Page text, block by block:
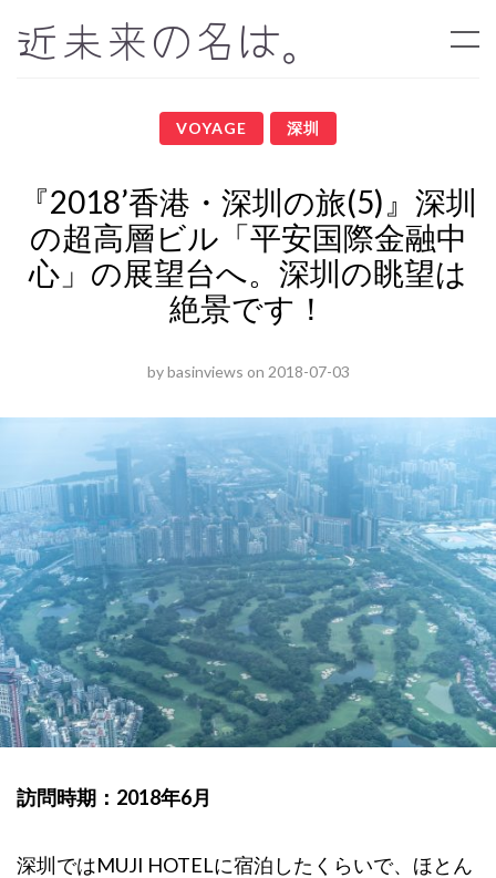
近未来の名は。
VOYAGE 深圳
『2018’香港・深圳の旅(5)』深圳
の超高層ビル「平安国際金融中
心」の展望台へ。深圳の眺望は
絶景です！
bybasinviews on 2018-07-03
訪問時期：2018年6月
深圳ではMUJI HOTELに宿泊したくらいで、ほとん